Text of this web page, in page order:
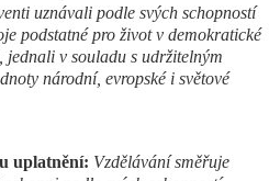
uznávali podle svých schopností
podstatné pro život v demokratické
jednali v souladu s udržitelným
národní, evropské i světové
uplatnění: Vzdělávání směřuje